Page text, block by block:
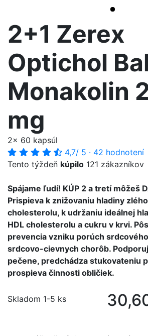
2+1 Zerex
Optichol
Monakolin
mg
2x 60 kapsúl
4,7/ 5 · 42 hodnotení
Tento týždeň kúpilo 121 zákazníkov
Spájame ľudí! KÚP 2 a tretí môžeš
Prispieva k znižovaniu hladiny
cholesterolu, k udržaniu ideálnej
HDL cholesterolu a cukru v krvi.
prevencia vzniku porúch
srdcovo-cievnych chorôb.
pečene, predchádza stukovateniu
prospieva činnosti obličiek.
Skladom 1-5 ks